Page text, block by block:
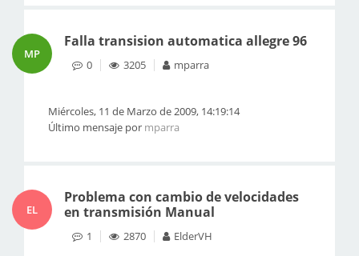
MP
Falla transision automatica allegre 96
0 3205 mparra
Miércoles, 11 de Marzo de 2009, 14:19:14
Último mensaje por mparra
EL
Problema con cambio de velocidades
en transmisión Manual
1 2870 ElderVH